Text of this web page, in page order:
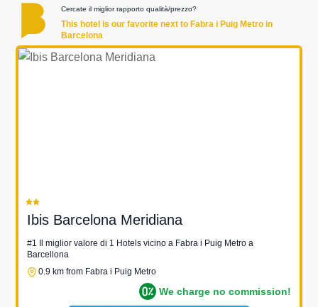
Cercate il miglior rapporto qualità/prezzo?
This hotel is our favorite next to Fabra i Puig Metro in
Barcelona
Ibis Barcelona Meridiana
#1 Il miglior valore di 1 Hotels vicino a Fabra i Puig Metro a
Barcellona
0.9 km from Fabra i Puig Metro
We charge no commission!